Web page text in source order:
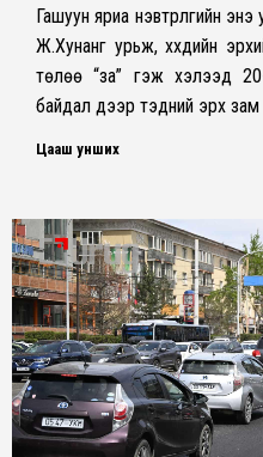
Гашуун яриа нэвтрүүлгийн
Ж.Хунанг урьж, хүүхдийн
төлөө “за” гэж хэлээд
байдал дээр тэдний эрх зам
Цааш унших